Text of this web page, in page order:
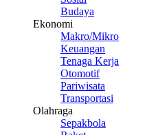
Budaya
Ekonomi
Makro/Mikro
Keuangan
Tenaga Kerja
Otomotif
Pariwisata
Transportasi
Olahraga
Sepakbola